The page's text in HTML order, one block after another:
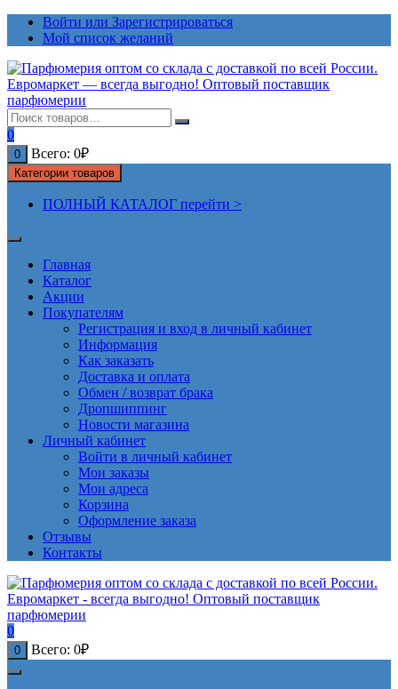
ПерейтиВойти или Зарегистрироваться
Мой список желаний
0
0 Всего: 0₽
Категории товаров
ПОЛНЫЙ КАТАЛОГ перейти >
Главная
Каталог
Акции
Покупателям
Регистрация и вход в личный кабинет
Информация
Как заказать
Доставка и оплата
Обмен / возврат брака
Дропшиппинг
Новости магазина
Личный кабинет
Войти в личный кабинет
Мои заказы
Мои адреса
Корзина
Оформление заказа
Отзывы
Контакты
0
0 Всего: 0₽